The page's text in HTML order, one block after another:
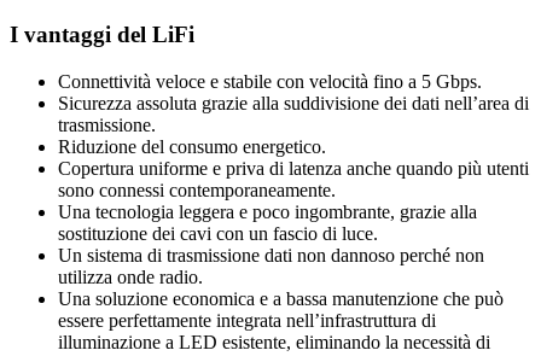
I vantaggi del LiFi
Connettività veloce e stabile con velocità fino a 5 Gbps.
Sicurezza assoluta grazie alla suddivisione dei dati nell’area di
trasmissione.
Riduzione del consumo energetico.
Copertura uniforme e priva di latenza anche quando più utenti
sono connessi contemporaneamente.
Una tecnologia leggera e poco ingombrante, grazie alla
sostituzione dei cavi con un fascio di luce.
Un sistema di trasmissione dati non dannoso perché non
utilizza onde radio.
Una soluzione economica e a bassa manutenzione che può
essere perfettamente integrata nell’infrastruttura di
illuminazione a LED esistente, eliminando la necessità di